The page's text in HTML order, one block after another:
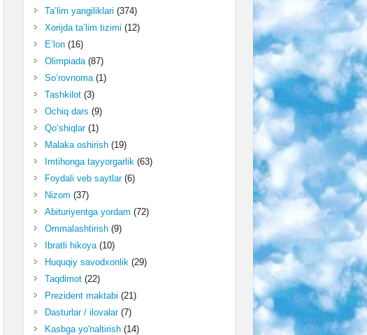
Ta’lim yangiliklari (374)
Xorijda ta’lim tizimi (12)
E’lon(16)
Olimpiada(87)
So‘rovnoma(1)
Tashkilot(3)
Ochiq dars (9)
Qo‘shiqlar(1)
Malaka oshirish(19)
Imtihonga tayyorgarlik(63)
Foydali veb saytlar(6)
Nizom (37)
Abituriyentga yordam (72)
Ommalashtirish(9)
Ibratli hikoya(10)
Huquqiy savodxonlik(29)
Taqdimot(22)
Prezident maktabi (21)
Dasturlar / ilovalar(7)
Kasbga yo'naltirish(14)